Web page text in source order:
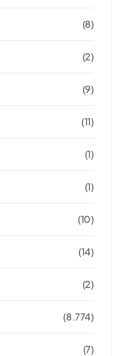
(8)
(2)
(9)
(11)
(1)
(1)
(10)
(14)
(2)
(8.774)
(7)